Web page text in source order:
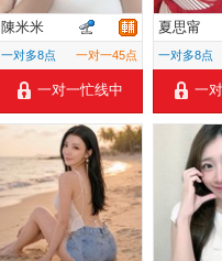
陳米米
一对多8点 一对一45点
一对一忙线中
夏思甯
一对多8点
一